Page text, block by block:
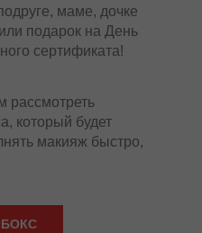
маме, дочке
подарок на День
сертификата!
рассмотреть
который будет
макияж быстро,